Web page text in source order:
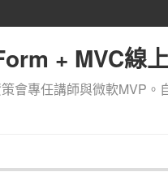
+ MVC線
會專任講師與微軟MVP